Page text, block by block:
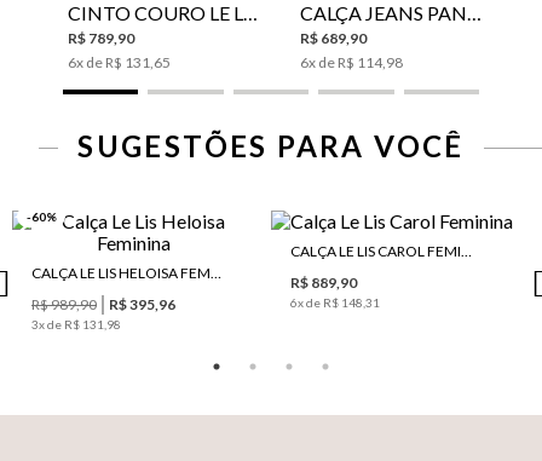
CINTO COURO LE LIS SUKI FEMININO
R$ 789,90
6x de R$ 131,65
CALÇA JEANS PANTA WIDE LE LIS ISIS FEMININA
R$ 689,90
6x de R$ 114,98
SUGESTÕES PARA VOCÊ
-60%
CALÇA LE LIS HELOISA FEMININA
R$ 989,90
R$ 395,96
3x de R$ 131,98
CALÇA LE LIS CAROL FEMININA
R$ 889,90
6x de R$ 148,31